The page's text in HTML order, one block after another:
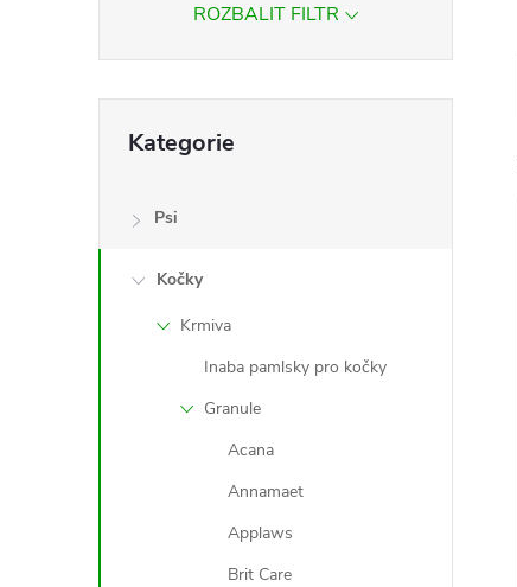
p
a
e
ROZBALIT FILTR
kategorie
Kategorie
Psi
Kočky
Krmiva
Inaba pamlsky pro kočky
Granule
Acana
Annamaet
Applaws
Brit Care